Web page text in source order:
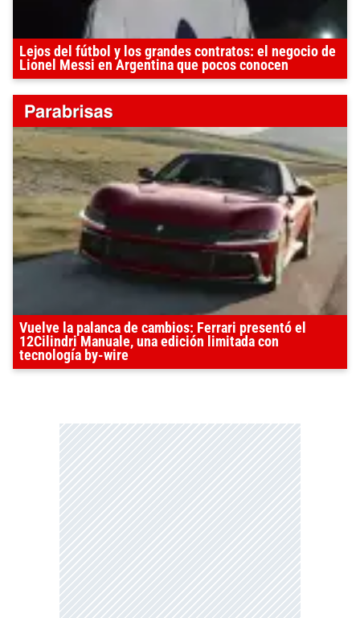
Lejos del fútbol y los grandes contratos: el negocio de
Lionel Messi en Argentina que pocos conocen
Vuelve la palanca de cambios: Ferrari presentó el
12Cilindri Manuale, una edición limitada con
tecnología by-wire